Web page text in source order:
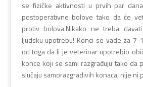
se fizičke aktivnosti u prvih par
postoperativne bolove tako da će
protiv bolova.Nikako ne treba
ljudsku upotrebu! Konci se vade za
od toga da li je veterinar upotrebio
konce koji se sami razgrađuju tako da
slučaju samorazgradivih konaca, nije ni